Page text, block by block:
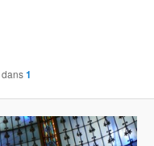
dans1